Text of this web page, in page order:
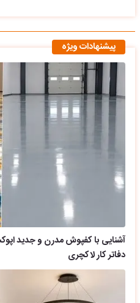
پیشنهادات ویژه
آشنایی با کفپوش مدرن و جدید
دفاتر کار لاکچری